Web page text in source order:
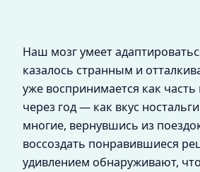
Наш мозг умеет
казалось странным и
уже воспринимается как часть
через год — как вкус
многие, вернувшись из
воссоздать понравившиеся
удивлением обнаруживают,